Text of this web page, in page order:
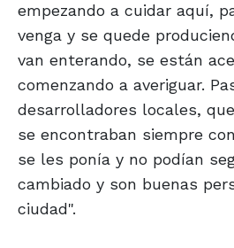
empezando a cuidar aquí,
venga y se quede
van enterando, se están
comenzando a averiguar.
desarrolladores locales,
se encontraban siempre
se les ponía y no podían
cambiado y son buenas
ciudad".